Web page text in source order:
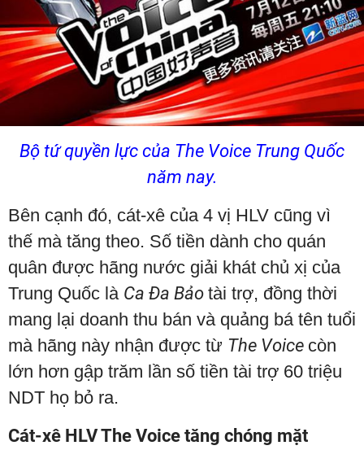
Bộ tứ quyền lực của The Voice Trung Quốc
năm nay.
Bên cạnh đó, cát-xê của 4 vị HLV cũng vì
thế mà tăng theo. Số tiền dành cho quán
quân được hãng nước giải khát chủ xị của
Trung Quốc là Ca Đa Bảo tài trợ, đồng thời
mang lại doanh thu bán và quảng bá tên tuổi
mà hãng này nhận được từ The Voice còn
lớn hơn gập trăm lần số tiền tài trợ 60 triệu
NDT họ bỏ ra.
Cát-xê HLV The Voice tăng chóng mặt